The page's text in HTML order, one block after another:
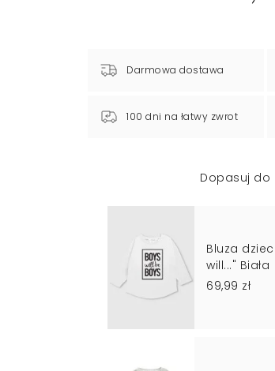
Darmowa dostawa
100 dni na łatwy zwrot
Dopasuj do
Bluza
will..." Biała
69,99 zł